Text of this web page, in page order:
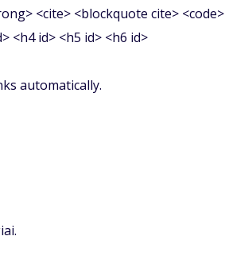
<cite> <blockquote cite>
<h4 id> <h5 id> <h6 id>
automatically.